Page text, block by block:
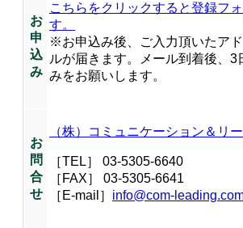
お
申
込
み
こちらをクリックすると登録フ
す。
※お申込み後、ご入力頂いたア
ルが届きます。メール到着後、3
みをお願いします。
お
問
合
せ
（株）コミュニケーション＆リ
［TEL］ 03-5305-6640
［FAX］ 03-5305-6641
［E-mail］ info@com-